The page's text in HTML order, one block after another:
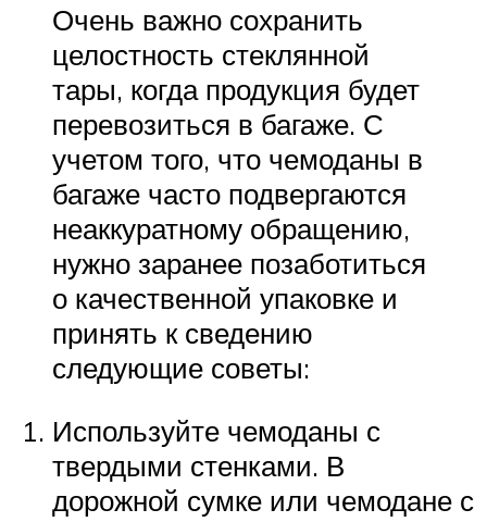
Очень важно сохранить
целостность стеклянной
тары, когда продукция будет
перевозиться в багаже. С
учетом того, что чемоданы в
багаже часто подвергаются
неаккуратному обращению,
нужно заранее позаботиться
о качественной упаковке и
принять к сведению
следующие советы:
Используйте чемоданы с
твердыми стенками. В
дорожной сумке или чемодане с